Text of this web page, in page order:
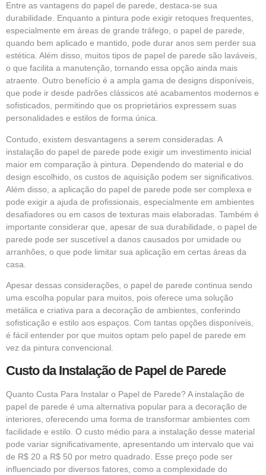
Entre as vantagens do papel de parede, destaca-se sua
durabilidade. Enquanto a pintura pode exigir retoques frequentes,
especialmente em áreas de grande tráfego, o papel de parede,
quando bem aplicado e mantido, pode durar anos sem perder sua
estética. Além disso, muitos tipos de papel de parede são laváveis,
o que facilita a manutenção, tornando essa opção ainda mais
atraente. Outro benefício é a ampla gama de designs disponíveis,
que pode ir desde padrões clássicos até acabamentos modernos e
sofisticados, permitindo que os proprietários expressem suas
personalidades e estilos de forma única.
Contudo, existem desvantagens a serem consideradas. A
instalação do papel de parede pode exigir um investimento inicial
maior em comparação à pintura. Dependendo do material e do
design escolhido, os custos de aquisição podem ser significativos.
Além disso, a aplicação do papel de parede pode ser complexa e
pode exigir a ajuda de profissionais, especialmente em ambientes
desafiadores ou em casos de texturas mais elaboradas. Também é
importante considerar que, apesar de sua durabilidade, o papel de
parede pode ser suscetível a danos causados por umidade ou
arranhões, o que pode limitar sua aplicação em certas áreas da
casa.
Apesar dessas considerações, o papel de parede continua sendo
uma escolha popular para muitos, pois oferece uma solução
metálica e criativa para a decoração de ambientes, conferindo
sofisticação e estilo aos espaços. Com tantas opções disponíveis,
é fácil entender por que muitos optam pelo papel de parede em
vez da pintura convencional.
Custo da Instalação de Papel de Parede
Quanto Custa Para Instalar o Papel de Parede? A instalação de
papel de parede é uma alternativa popular para a decoração de
interiores, oferecendo uma forma de transformar ambientes com
facilidade e estilo. O custo médio para a instalação desse material
pode variar significativamente, apresentando um intervalo que vai
de R$ 20 a R$ 50 por metro quadrado. Esse preço pode ser
influenciado por diversos fatores, como a complexidade do